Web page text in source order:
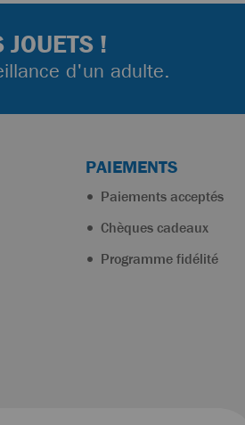
JOUETS !
d'un adulte.
PAIEMENTS
Paiements acceptés
Chèques cadeaux
Programme fidélité